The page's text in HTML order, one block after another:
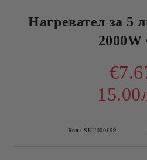
Нагревател за 5
2000W
Код: SKU000169